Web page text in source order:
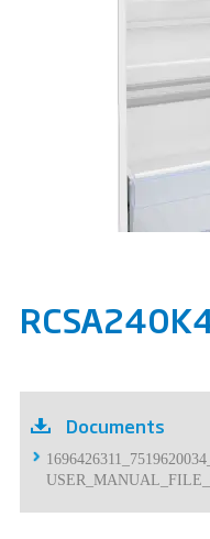
Documents